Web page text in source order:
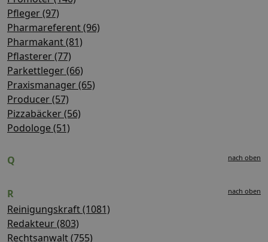
Pfleger (97)
Pharmareferent (96)
Pharmakant (81)
Pflasterer (77)
Parkettleger (66)
Praxismanager (65)
Producer (57)
Pizzabäcker (56)
Podologe (51)
Q nach oben
R nach oben
Reinigungskraft (1081)
Redakteur (803)
Rechtsanwalt (755)